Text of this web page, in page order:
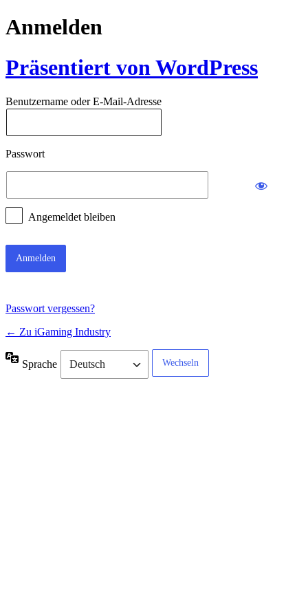
Anmelden
Präsentiert von WordPress
Benutzername oder E-Mail-Adresse
Passwort
Angemeldet bleiben
Passwort vergessen?
← Zu iGaming Industry
Sprache